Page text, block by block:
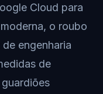
Cloud para
o roubo
engenharia
de